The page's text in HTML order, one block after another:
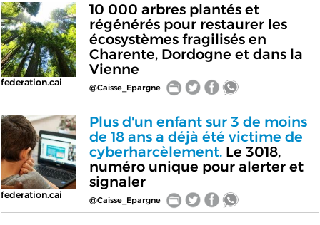
federation.cai
10 000 arbres plantés et
régénérés pour restaurer les
écosystèmes fragilisés en
Charente, Dordogne et dans la
Vienne
@Caisse_Epargne
federation.cai
Plus d'un enfant sur 3 de moins
de 18 ans a déjà été victime de
cyberharcèlement.Le 3018,
numéro unique pour alerter et
signaler
@Caisse_Epargne